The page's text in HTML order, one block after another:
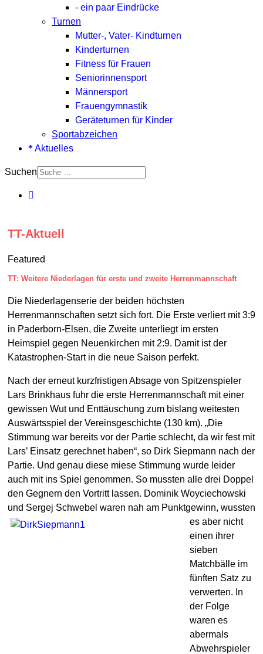
- ein paar Eindrücke
Turnen
Mutter-, Vater- Kindturnen
Kinderturnen
Fitness für Frauen
Seniorinnensport
Männersport
Frauengymnastik
Geräteturnen für Kinder
Sportabzeichen
Aktuelles
Suchen
TT-Aktuell
Featured
TT: Weitere Niederlagen für erste und zweite Herrenmannschaft
Die Niederlagenserie der beiden höchsten
Herrenmannschaften setzt sich fort. Die Erste verliert mit 3:9
in Paderborn-Elsen, die Zweite unterliegt im ersten
Heimspiel gegen Neuenkirchen mit 2:9. Damit ist der
Katastrophen-Start in die neue Saison perfekt.
Nach der erneut kurzfristigen Absage von Spitzenspieler
Lars Brinkhaus fuhr die erste Herrenmannschaft mit einer
gewissen Wut und Enttäuschung zum bislang weitesten
Auswärtsspiel der Vereinsgeschichte (130 km). „Die
Stimmung war bereits vor der Partie schlecht, da wir fest mit
Lars’ Einsatz gerechnet haben“, so Dirk Siepmann nach der
Partie. Und genau diese miese Stimmung wurde leider
auch mit ins Spiel genommen. So mussten alle drei Doppel
den Gegnern den Vortritt lassen. Dominik Woyciechowski
und Sergej Schwebel waren nah am Punktgewinn, wussten
es aber nicht
einen ihrer
sieben
Matchbälle im
fünften Satz zu
verwerten. In
der Folge
waren es
abermals
Abwehrspieler